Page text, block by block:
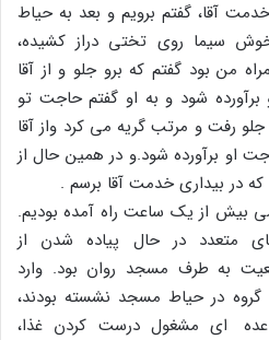
آقا، گفتم برویم و بعد به حیاط
سیما روى تختى دراز کشیده،
من بود گفتم که برو جلو و از آقا
شود و به او گفتم حاجت تو
رفت و مرتب گریه مى کرد واز آقا
او برآورده شود.و در همین حال از
در بیدارى خدمت آقا برسم .
بیش از یک ساعت راه آمده بودیم.
متعدد در حال پیاده شدن از
به طرف مسجد روان بود. وارد
در حیاط مسجد نشسته بودند،
اى مشغول درست کردن غذا،